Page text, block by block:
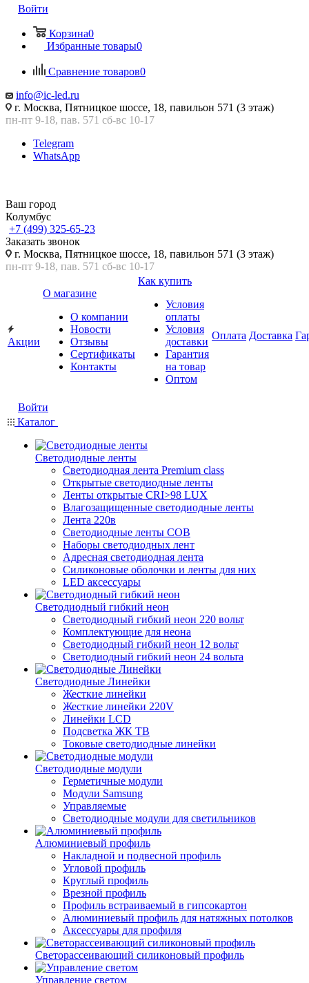
Войти
Корзина0
Избранные товары0
Сравнение товаров0
info@ic-led.ru
г. Москва, Пятницкое шоссе, 18, павильон 571 (3 этаж)
пн-пт 9-18, пав. 571 сб-вс 10-17
Telegram
WhatsApp
Ваш город
Колумбус
+7 (499) 325-65-23
Заказать звонок
г. Москва, Пятницкое шоссе, 18, павильон 571 (3 этаж)
пн-пт 9-18, пав. 571 сб-вс 10-17
Акции
О магазине
О компании
Новости
Отзывы
Сертификаты
Контакты
Как купить
Условия
оплаты
Условия
доставки
Гарантия
на товар
Оптом
Оплата Доставка
Войти
Каталог
Светодиодные ленты
Светодиодная лента Premium class
Открытые светодиодные ленты
Ленты открытые CRI>98 LUX
Влагозащищенные светодиодные ленты
Лента 220в
Светодиодные ленты COB
Наборы светодиодных лент
Адресная светодиодная лента
Силиконовые оболочки и ленты для них
LED аксессуары
Светодиодный гибкий неон
Светодиодный гибкий неон 220 вольт
Комплектующие для неона
Светодиодный гибкий неон 12 вольт
Светодиодный гибкий неон 24 вольта
Светодиодные Линейки
Жесткие линейки
Жесткие линейки 220V
Линейки LCD
Подсветка ЖК ТВ
Токовые светодиодные линейки
Светодиодные модули
Герметичные модули
Модули Samsung
Управляемые
Светодиодные модули для светильников
Алюминиевый профиль
Накладной и подвесной профиль
Угловой профиль
Круглый профиль
Врезной профиль
Профиль встраиваемый в гипсокартон
Алюминиевый профиль для натяжных потолков
Аксессуары для профиля
Светорассеивающий силиконовый профиль
Управление светом